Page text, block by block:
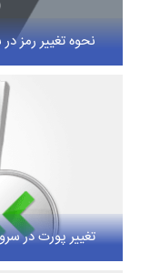
نحوه تغییر رمز
تغییر پورت در